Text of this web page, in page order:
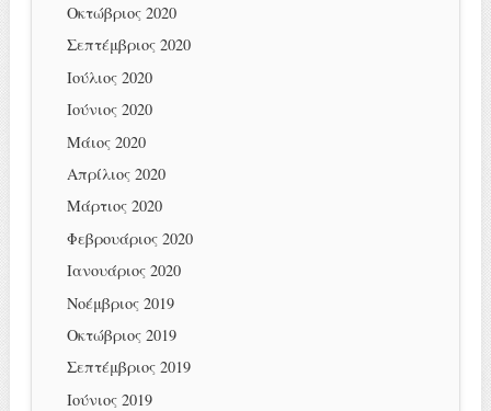
Οκτώβριος 2020
Σεπτέμβριος 2020
Ιούλιος 2020
Ιούνιος 2020
Μάιος 2020
Απρίλιος 2020
Μάρτιος 2020
Φεβρουάριος 2020
Ιανουάριος 2020
Νοέμβριος 2019
Οκτώβριος 2019
Σεπτέμβριος 2019
Ιούνιος 2019